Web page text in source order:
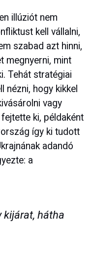
illúziót nem
kell vállalni,
szabad azt hinni,
megnyerni, mint
Tehát stratégiai
nézni, hogy kikkel
vagy
ki, példaként
így ki tudott
adandó
a
kijárat, hátha